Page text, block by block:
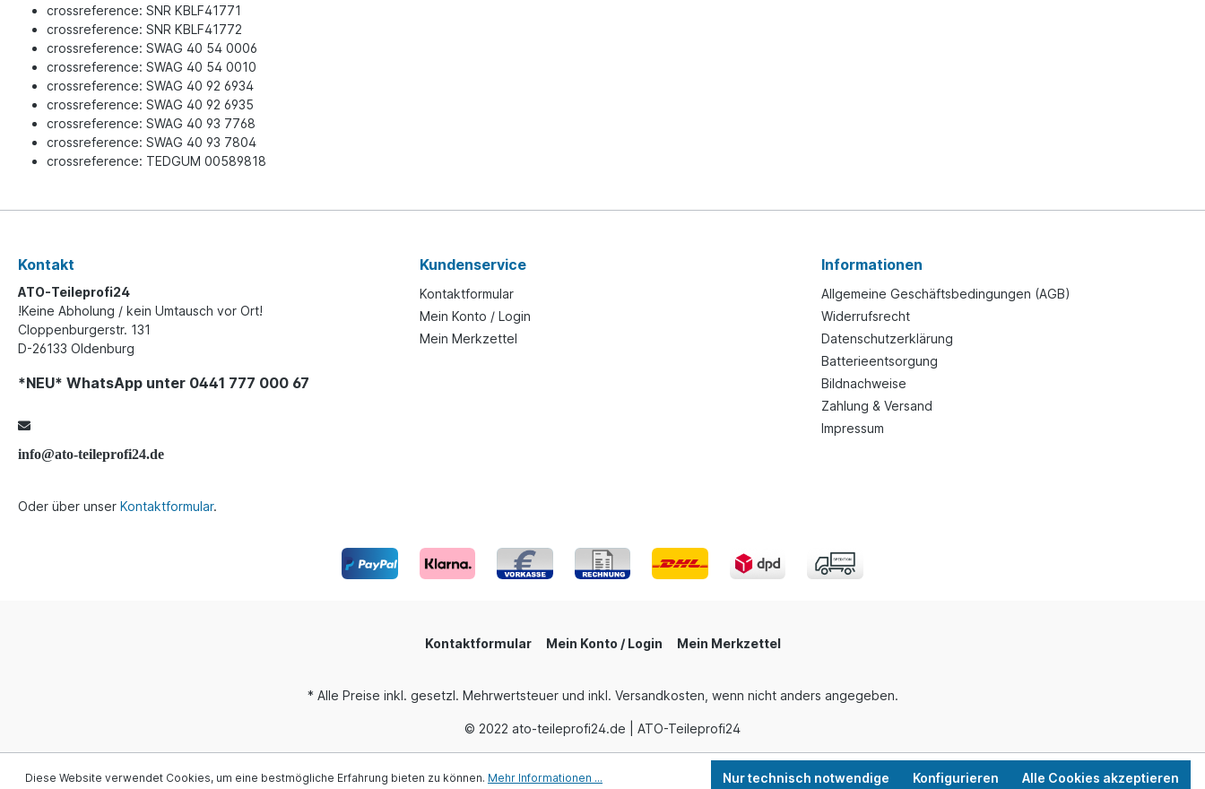
crossreference: SNR KBLF41771
crossreference: SNR KBLF41772
crossreference: SWAG 40 54 0006
crossreference: SWAG 40 54 0010
crossreference: SWAG 40 92 6934
crossreference: SWAG 40 92 6935
crossreference: SWAG 40 93 7768
crossreference: SWAG 40 93 7804
crossreference: TEDGUM 00589818
Kontakt
ATO-Teileprofi24
!Keine Abholung / kein Umtausch vor Ort!
Cloppenburgerstr. 131
D-26133 Oldenburg
*NEU* WhatsApp unter 0441 777 000 67
info@ato-teileprofi24.de
Oder über unser Kontaktformular.
Kundenservice
Kontaktformular
Mein Konto / Login
Mein Merkzettel
Informationen
Allgemeine Geschäftsbedingungen (AGB)
Widerrufsrecht
Datenschutzerklärung
Batterieentsorgung
Bildnachweise
Zahlung & Versand
Impressum
Kontaktformular Mein Konto / Login Mein Merkzettel
* Alle Preise inkl. gesetzl. Mehrwertsteuer und inkl. Versandkosten, wenn nicht anders angegeben.
© 2022 ato-teileprofi24.de | ATO-Teileprofi24
Diese Website verwendet Cookies, um eine bestmögliche Erfahrung bieten zu können. Mehr Informationen ... Nur technisch notwendige Konfigurieren Alle Cookies akzeptieren